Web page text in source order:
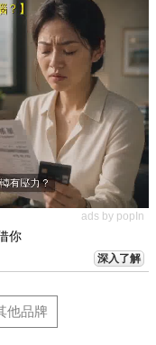
ads by popIn
你
深入了解
他品牌